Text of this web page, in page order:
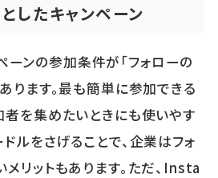
したキャンペーン
ンの参加条件が「フォローの
ります。最も簡単に参加できる
者を集めたいときにも使いやす
ルをさげることで、企業はフォ
リットもあります。ただ、Insta